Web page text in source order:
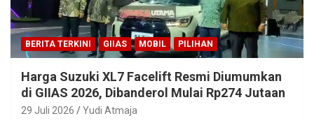
BERITA TERKINI GIIAS MOBIL PILIHAN
Harga Suzuki XL7 Facelift Resmi Diumumkan
di GIIAS 2026, Dibanderol Mulai Rp274 Jutaan
29 Juli 2026 Yudi Atmaja